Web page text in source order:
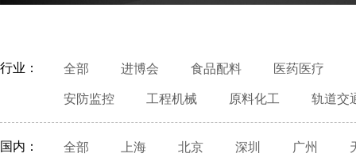
行业： 全部 进博会 食品配料 医药医疗
安防监控 工程机械 原料化工 轨道交
国内： 全部 上海 北京 深圳 广州